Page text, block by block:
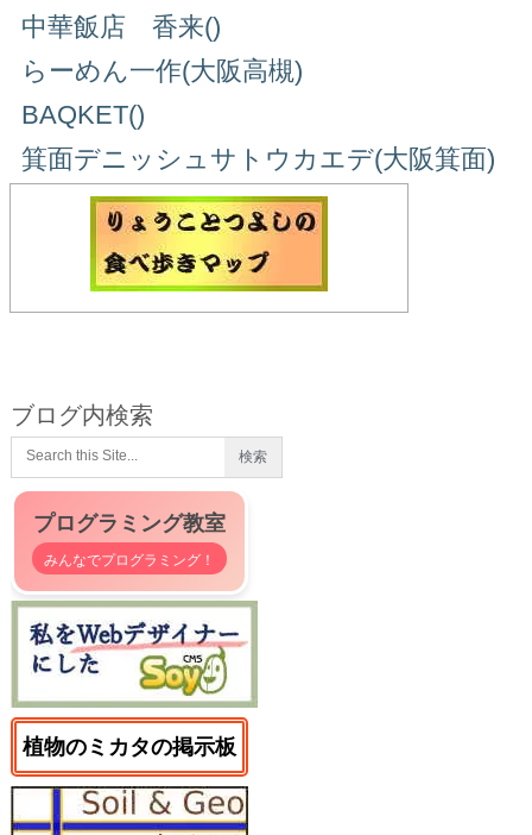
中華飯店 香来()
らーめん一作(大阪高槻)
BAQKET()
箕面デニッシュサトウカエデ(大阪箕面)
ブログ内検索
プログラミング教室
みんなでプログラミング！
植物のミカタの掲示板